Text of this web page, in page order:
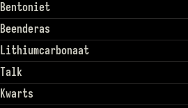
Bentoniet
Beenderas
Lithiumcarbonaat
Talk
Kwarts